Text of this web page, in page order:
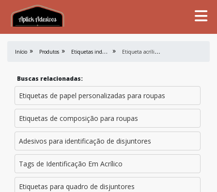
Início Produtos E
tiquetas industriais E
tiqueta acrílica para painel elétrico
Buscas relacionadas:
Etiquetas de papel personalizadas para roupas
Etiquetas de composição para roupas
Adesivos para identificação de disjuntores
Tags de Identificação Em Acrílico
Etiquetas para quadro de disjuntores